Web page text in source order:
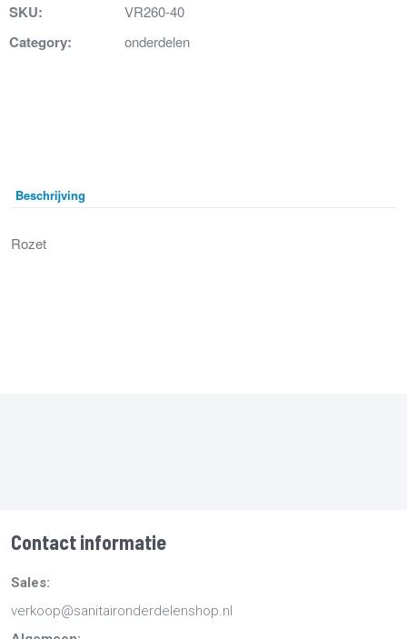
SKU: VR260-40
Category: onderdelen
Beschrijving
Rozet
Contact informatie
Sales:
verkoop@sanitaironderdelenshop.nl